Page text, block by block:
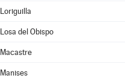
Loriguilla
Losa del Obispo
Macastre
Manises